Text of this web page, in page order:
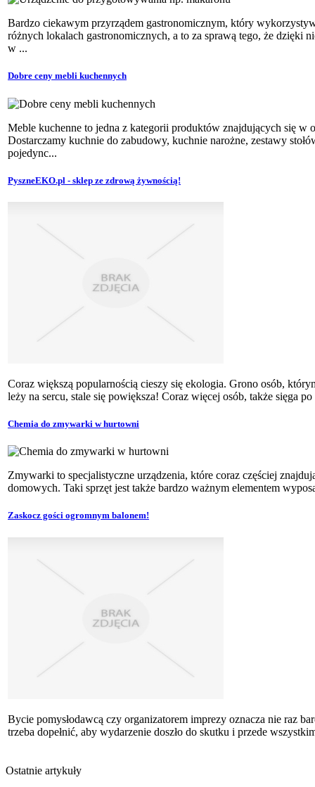
Bardzo ciekawym przyrządem gastronomicznym, który
różnych lokalach gastronomicznych, a to za sprawą tego, że dzięki
w ...
Dobre ceny mebli kuchennych
Meble kuchenne to jedna z kategorii produktów znajdujących się w
Dostarczamy kuchnie do zabudowy, kuchnie narożne, zestawy
pojedync...
PyszneEKO.pl - sklep ze zdrową żywnością!
Coraz większą popularnością cieszy się ekologia. Grono osób,
leży na sercu, stale się powiększa! Coraz więcej osób, także sięga
Chemia do zmywarki w hurtowni
Zmywarki to specjalistyczne urządzenia, które coraz częściej
domowych. Taki sprzęt jest także bardzo ważnym elementem
Zaskocz gości ogromnym balonem!
Bycie pomysłodawcą czy organizatorem imprezy oznacza nie raz
trzeba dopełnić, aby wydarzenie doszło do skutku i przede
Ostatnie artykuły